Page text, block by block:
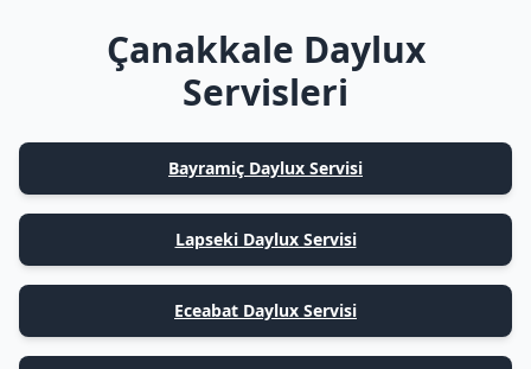
Çanakkale Daylux
Servisleri
Bayramiç Daylux Servisi
Lapseki Daylux Servisi
Eceabat Daylux Servisi